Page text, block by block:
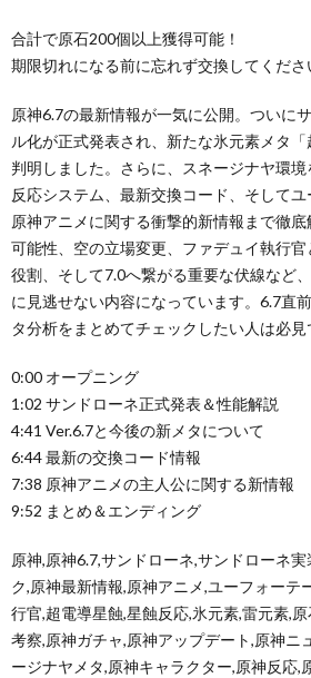
合計で原石200個以上獲得可能！
期限切れになる前に忘れず交換してくださ
原神6.7の最新情報が一気に公開。ついに
ル化が正式発表され、新たな氷元素メタ
判明しました。さらに、スネージナヤ環
反応システム、最新交換コード、そして
原神アニメに関する衝撃的新情報まで徹
可能性、空の立場変更、ファデュイ執行
役割、そして7.0へ繋がる重要な伏線など
に見逃せない内容になっています。6.7直
タ分析をまとめてチェックしたい人は必見
0:00 オープニング
1:02 サンドローネ正式発表＆性能解説
4:41 Ver.6.7と今後の新メタについて
6:44 最新の交換コード情報
7:38 原神アニメの主人公に関する新情報
9:52 まとめ＆エンディング
原神,原神6.7,サンドローネ,サンドローネ
ク,原神最新情報,原神アニメ,ユーフォーテ
行官,超電導星蝕,星蝕反応,氷元素,雷元素,
考察,原神ガチャ,原神アップデート,原神ニ
ージナヤメタ,原神キャラクター,原神反応,